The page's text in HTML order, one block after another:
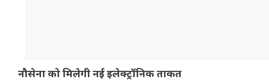
नौसेना को मिलेगी नई इलेक्ट्रॉनिक ताकत